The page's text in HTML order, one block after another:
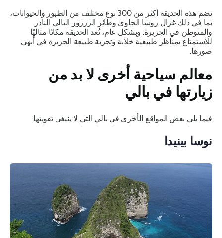
تضم هذه الحديقة أكثر من 300 نوع مختلف من الطيور والحيوانات،
بما في ذلك غزال روسا الجاوي وطائر الزرزور البالي النادر
والمتوطن في الجزيرة. وبشكل عام، تُعد الحديقة مكانًا مثاليًا
للاستمتاع بمناظر طبيعية خلابة وتجربة طبيعة الجزيرة في أبهى
صورها.
معالم سياحية أخرى لا بد من
زيارتها في بالي
فيما يلي بعض المواقع الأخرى في بالي التي لا ينبغي تفويتها.
نوسا بينيدا